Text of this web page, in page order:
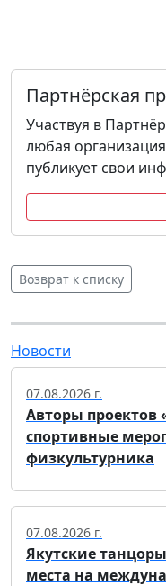
Партнёрская
Участвуя в
любая
публикует свои
Возврат к списку
Новости
07.08.2026 г.
Авторы проектов
спортивные
физкультурника
07.08.2026 г.
Якутские
места на